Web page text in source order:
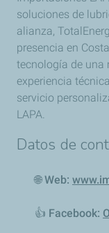
soluciones de
alianza,
presencia en
tecnología de una
experiencia
servicio
LAPA.
Datos de
🌐 Web:
👍 Facebook: